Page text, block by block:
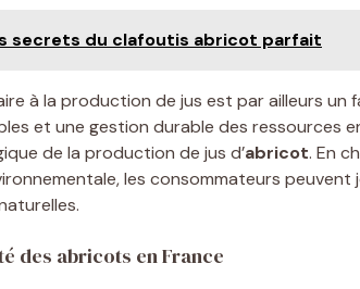
secrets du clafoutis abricot parfait
à la production de jus est par ailleurs un
et une gestion durable des ressources
de la production de jus d’abricot. En
les consommateurs peuvent
des abricots en France